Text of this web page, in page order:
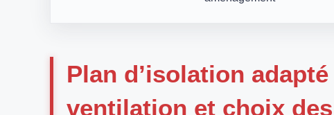
Plan d’isolation
ventilation et choix